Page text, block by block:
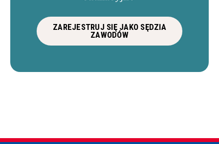
ZAREJESTRUJ SIĘ JAKO SĘDZIA
ZAWODÓW